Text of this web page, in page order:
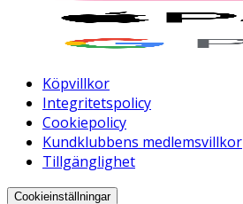
Köpvillkor
Integritetspolicy
Cookiepolicy
Kundklubbens medlemsvillkor
Tillgänglighet
Cookieinställningar